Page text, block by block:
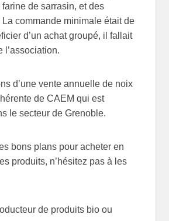
de sarrasin, et des
La commande minimale était de
d’un achat groupé, il fallait
l’association.
d’une vente annuelle de noix
de CAEM qui est
le secteur de Grenoble.
bons plans pour acheter en
produits, n’hésitez pas à les
de produits bio ou